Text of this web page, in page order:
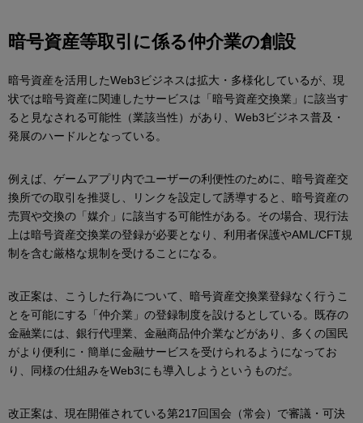
暗号資産等取引に係る仲介業の創設
暗号資産を活用したWeb3ビジネスは拡大・多様化しているが、現
状では暗号資産に関連したサービスは「暗号資産交換業」に該当す
ると見なされる可能性（業該当性）があり、Web3ビジネス普及・
発展のハードルとなっている。
例えば、ゲームアプリ内でユーザーの利便性のために、暗号資産交
換所での取引を推奨し、リンクを設定して誘導すると、暗号資産の
売買や交換の「媒介」に該当する可能性がある。その場合、現行法
上は暗号資産交換業の登録が必要となり、利用者保護やAML/CFT規
制を含む厳格な規制を受けることになる。
改正案は、こうした行為について、暗号資産交換業登録なく行うこ
とを可能にする「仲介業」の登録制度を設けるとしている。既存の
金融業には、銀行代理業、金融商品仲介業などがあり、多くの国民
がより便利に・簡単に金融サービスを受けられるようになってお
り、同様の仕組みをWeb3にも導入しようというものだ。
改正案は、現在開催されている第217回国会（常会）で審議・可決